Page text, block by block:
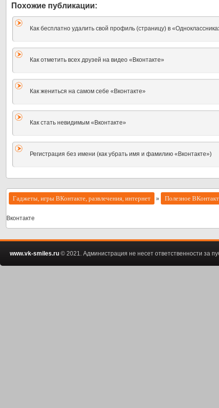
Как бесплатно удалить свой профиль (страницу) в
Как отметить всех друзей на видео «Вконтакте»
Как жениться на самом себе «Вконтакте»
Как стать невидимым «Вконтакте»
Регистрация без имени (как убрать имя и фамилию «Вконтакте»)
Гаджеты, игры ВКонтакте, развлечения, интернет » Полезное
Вконтакте
www.vk-smiles.ru © 2021. Администрация не несет ответственности за